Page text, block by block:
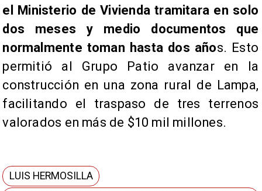
el Ministerio de Vivienda tramitara en solo
dos meses y medio documentos que
normalmente toman hasta dos años. Esto
permitió al Grupo Patio avanzar en la
construcción en una zona rural de Lampa,
facilitando el traspaso de tres terrenos
valorados en más de $10 mil millones.
LUIS HERMOSILLA